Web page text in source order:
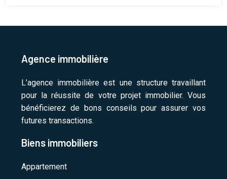
Agence immobilière
L’agence immobilière est une structure travaillant
pour la réussite de votre projet immobilier. Vous
bénéficierez de bons conseils pour assurer vos
futures transactions.
Biens immobiliers
Appartement